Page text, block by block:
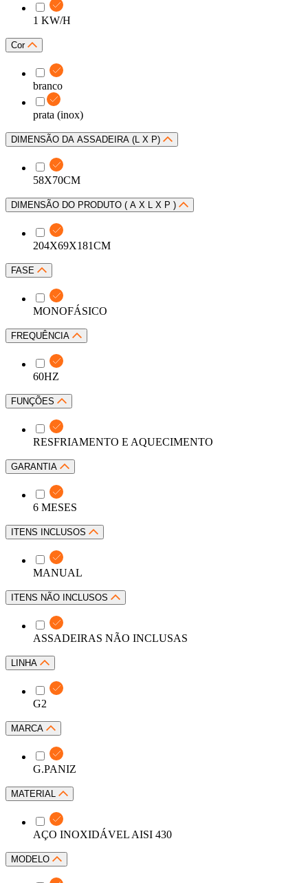
1 KW/H
Cor
branco
prata (inox)
DIMENSÃO DA ASSADEIRA (L X P)
58X70CM
DIMENSÃO DO PRODUTO ( A X L X P )
204X69X181CM
FASE
MONOFÁSICO
FREQUÊNCIA
60HZ
FUNÇÕES
RESFRIAMENTO E AQUECIMENTO
GARANTIA
6 MESES
ITENS INCLUSOS
MANUAL
ITENS NÃO INCLUSOS
ASSADEIRAS NÃO INCLUSAS
LINHA
G2
MARCA
G.PANIZ
MATERIAL
AÇO INOXIDÁVEL AISI 430
MODELO